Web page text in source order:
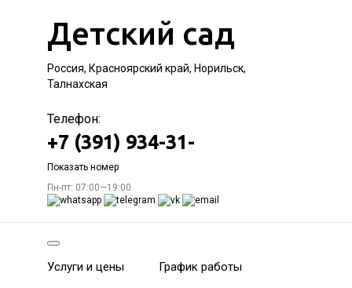
Детский сад
Россия, Красноярский край, Норильск,
Талнахская
Телефон:
+7 (391) 934-31-
Показать номер
Пн-пт: 07:00—19:00
Услуги и цены График работы